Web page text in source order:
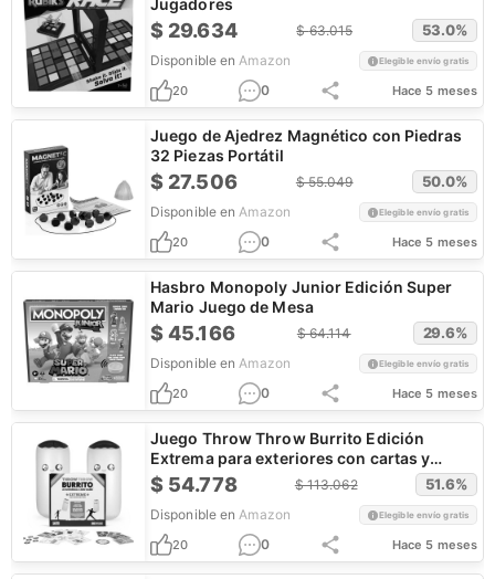
Jugadores
$ 29.634 $63.015 53.0%
Disponible en Amazon Elegible envío gratis
20 0 Hace 5 meses
Juego de Ajedrez Magnético con Piedras
32 Piezas Portátil
$ 27.506 $55.049 50.0%
Disponible en Amazon Elegible envío gratis
20 0 Hace 5 meses
Hasbro Monopoly Junior Edición Super
Mario Juego de Mesa
$45.166 $64.114 29.6%
Disponible en Amazon Elegible envío gratis
20 0 Hace 5 meses
Juego Throw Throw Burrito Edición
Extrema para exteriores con cartas y
burritos inflables gigantes
$ 54.778 $113.062 51.6%
Disponible en Amazon Elegible envío gratis
20 0 Hace 5 meses